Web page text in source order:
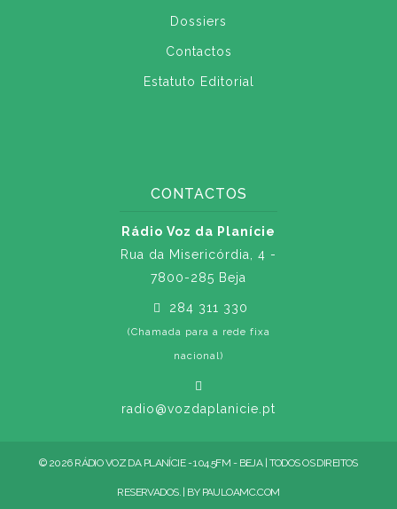
Dossiers
Contactos
Estatuto Editorial
CONTACTOS
Rádio Voz da Planície
Rua da Misericórdia, 4 -
7800-285 Beja
284 311 330
(Chamada para a rede fixa
nacional)
radio@vozdaplanicie.pt
© 2026 RÁDIO VOZ DA PLANÍCIE - 104.5FM - BEJA | TODOS OS DIREITOS
RESERVADOS. | BY PAULOAMC.COM